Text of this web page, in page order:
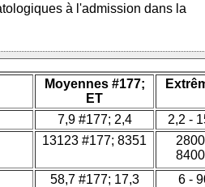
à l'admission dans la
Moyennes #177;
ET
7,9 #177; 2,4
2,2 -
13123 #177; 8351
58,7 #177; 17,3
6 -